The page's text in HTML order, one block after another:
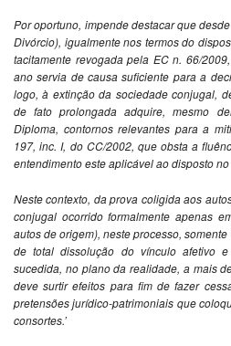
Por oportuno, impende destacar que
Divórcio), igualmente nos termos do
tacitamente revogada pela EC n. 66/
ano servia de causa suficiente para a
logo, à extinção da sociedade conjugal,
de fato prolongada adquire, mesmo
Diploma, contornos relevantes para a
197, inc. I, do CC/2002, que obsta a
entendimento este aplicável ao disposto
Neste contexto, da prova coligida aos
conjugal ocorrido formalmente apenas
autos de origem), neste processo,
de total dissolução do vínculo afetivo
sucedida, no plano da realidade, a mais
deve surtir efeitos para fim de fazer
pretensões jurídico-patrimoniais que
consortes.’